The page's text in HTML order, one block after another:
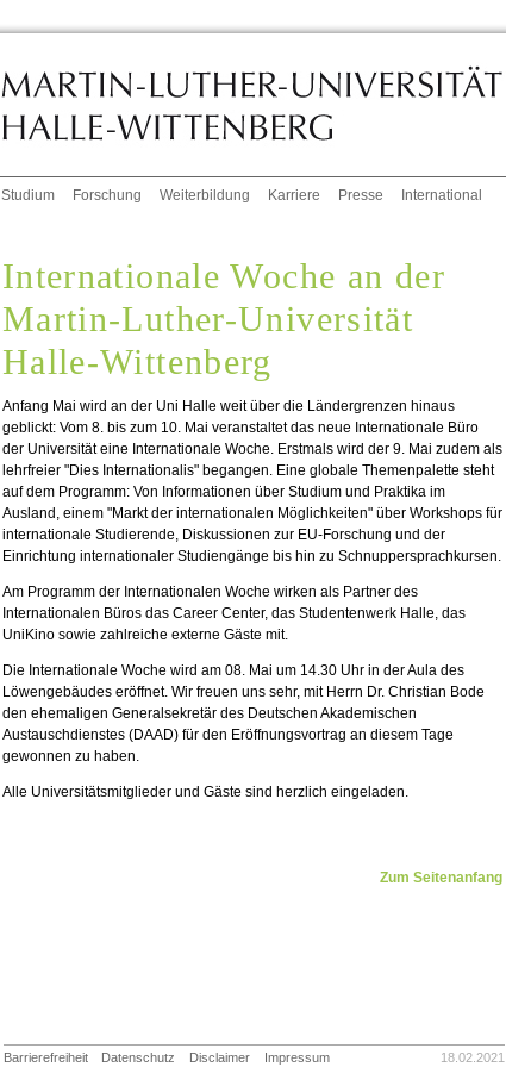
Studium Forschung Weiterbildung Karriere Presse International
Internationale Woche an der
Martin-Luther-Universität
Halle-Wittenberg
Anfang Mai wird an der Uni Halle weit über die Ländergrenzen hinaus
geblickt: Vom 8. bis zum 10. Mai veranstaltet das neue Internationale Büro
der Universität eine Internationale Woche. Erstmals wird der 9. Mai zudem als
lehrfreier "Dies Internationalis" begangen. Eine globale Themenpalette steht
auf dem Programm: Von Informationen über Studium und Praktika im
Ausland, einem "Markt der internationalen Möglichkeiten" über Workshops für
internationale Studierende, Diskussionen zur EU-Forschung und der
Einrichtung internationaler Studiengänge bis hin zu Schnuppersprachkursen.
Am Programm der Internationalen Woche wirken als Partner des
Internationalen Büros das Career Center, das Studentenwerk Halle, das
UniKino sowie zahlreiche externe Gäste mit.
Die Internationale Woche wird am 08. Mai um 14.30 Uhr in der Aula des
Löwengebäudes eröffnet. Wir freuen uns sehr, mit Herrn Dr. Christian Bode
den ehemaligen Generalsekretär des Deutschen Akademischen
Austauschdienstes (DAAD) für den Eröffnungsvortrag an diesem Tage
gewonnen zu haben.
Alle Universitätsmitglieder und Gäste sind herzlich eingeladen.
Zum Seitenanfang
Barrierefreiheit Datenschutz Disclaimer Impressum 18.02.2021